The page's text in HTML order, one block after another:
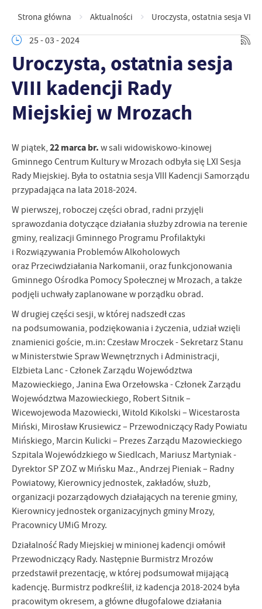
Strona główna Aktualności
Uroczysta, ostatnia sesja VIII
25 - 03 - 2024
Uroczysta, ostatnia sesja
VIII kadencji Rady
Miejskiej w Mrozach
W piątek, 22 marca br. w sali widowiskowo-kinowej
Gminnego Centrum Kultury w Mrozach odbyła się LXI Sesja
Rady Miejskiej. Była to ostatnia sesja VIII Kadencji Samorządu
przypadająca na lata 2018-2024.
W pierwszej, roboczej części obrad, radni przyjęli
sprawozdania dotyczące działania służby zdrowia na terenie
gminy, realizacji Gminnego Programu Profilaktyki
i Rozwiązywania Problemów Alkoholowych
oraz Przeciwdziałania Narkomanii, oraz funkcjonowania
Gminnego Ośrodka Pomocy Społecznej w Mrozach, a także
podjęli uchwały zaplanowane w porządku obrad.
W drugiej części sesji, w której nadszedł czas
na podsumowania, podziękowania i życzenia, udział wzięli
znamienici goście, m.in: Czesław Mroczek - Sekretarz Stanu
w Ministerstwie Spraw Wewnętrznych i Administracji,
Elżbieta Lanc - Członek Zarządu Województwa
Mazowieckiego, Janina Ewa Orzełowska - Członek Zarządu
Województwa Mazowieckiego, Robert Sitnik –
Wicewojewoda Mazowiecki, Witold Kikolski – Wicestarosta
Miński, Mirosław Krusiewicz – Przewodniczący Rady Powiatu
Mińskiego, Marcin Kulicki – Prezes Zarządu Mazowieckiego
Szpitala Wojewódzkiego w Siedlcach, Mariusz Martyniak -
Dyrektor SP ZOZ w Mińsku Maz., Andrzej Pieniak – Radny
Powiatowy, Kierownicy jednostek, zakładów, służb,
organizacji pozarządowych działających na terenie gminy,
Kierownicy jednostek organizacyjnych gminy Mrozy,
Pracownicy UMiG Mrozy.
Działalność Rady Miejskiej w minionej kadencji omówił
Przewodniczący Rady. Następnie Burmistrz Mrozów
przedstawił prezentację, w której podsumował mijającą
kadencję. Burmistrz podkreślił, iż kadencja 2018-2024 była
pracowitym okresem, a główne długofalowe działania